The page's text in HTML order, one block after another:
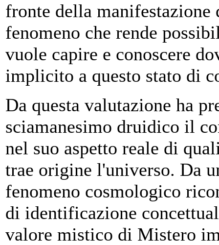
fronte della manifestazione
fenomeno che rende
vuole capire e conoscere
implicito a questo stato di
Da questa valutazione ha
sciamanesimo druidico il
nel suo aspetto reale di
trae origine l'universo. Da
fenomeno cosmologico
di identificazione
valore mistico di Mistero